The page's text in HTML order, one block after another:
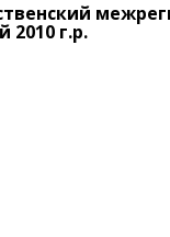
г.р.